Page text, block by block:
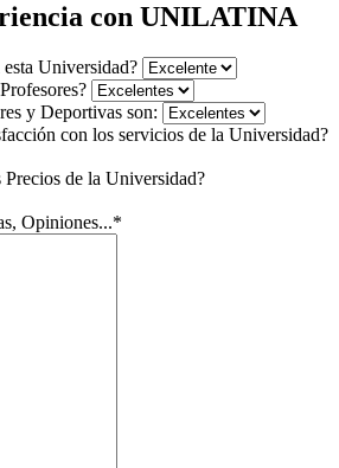
con UNILATINA
Universidad?
y Deportivas son:
con los servicios de la Universidad?
Precios de la Universidad?
Opiniones...*